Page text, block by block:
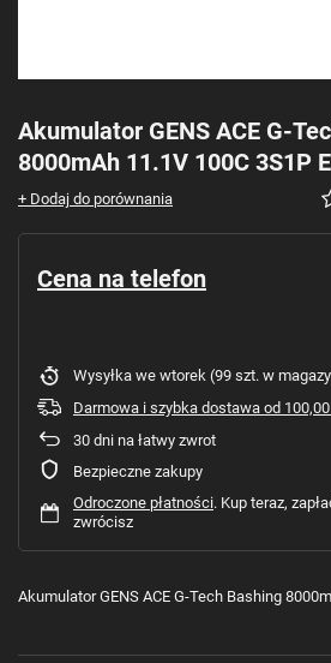
Akumulator GENS ACE G-
8000mAh 11.1V 100C 3S1P
+ Dodaj do porównania
Cena na telefon
Wysyłka we wtorek (99 szt. w
Darmowa i szybka dostawa od 100,00
30 dni na łatwy zwrot
Bezpieczne zakupy
Odroczone płatności. Kup teraz,
zwrócisz
Akumulator GENS ACE G-Tech Bashing